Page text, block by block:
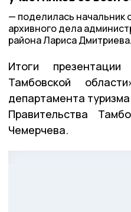
поделилась начальник
архивного дела
района Лариса Дмитриева.
Итоги
Тамбовской
департамента
Правительства
Чемерчева.